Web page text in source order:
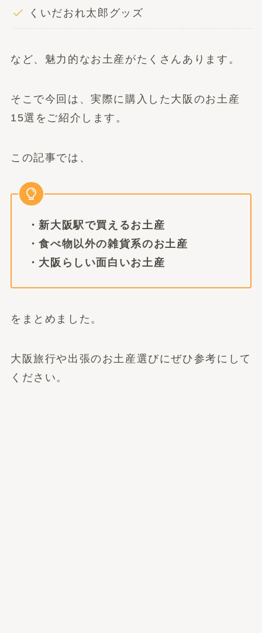
くいだおれ太郎グッズ
など、魅力的なお土産がたくさんあります。
そこで今回は、実際に購入した大阪のお土産
15選をご紹介します。
この記事では、
・新大阪駅で買えるお土産
・食べ物以外の雑貨系のお土産
・大阪らしい面白いお土産
をまとめました。
大阪旅行や出張のお土産選びにぜひ参考にして
ください。